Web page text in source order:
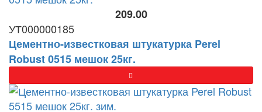
209.00
УТ000000185
Цементно-известковая штукатурка Perel
Robust 0515 мешок 25кг.